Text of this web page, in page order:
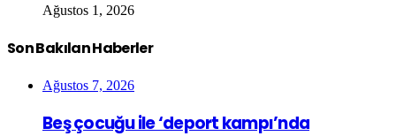
Ağustos 1, 2026
Son Bakılan Haberler
Ağustos 7, 2026
Beş çocuğu ile ‘deport kampı’nda